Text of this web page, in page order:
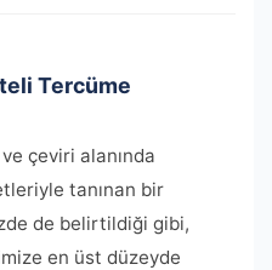
Tercüme
çeviri alanında
tanınan bir
de belirtildiği gibi,
en üst düzeyde